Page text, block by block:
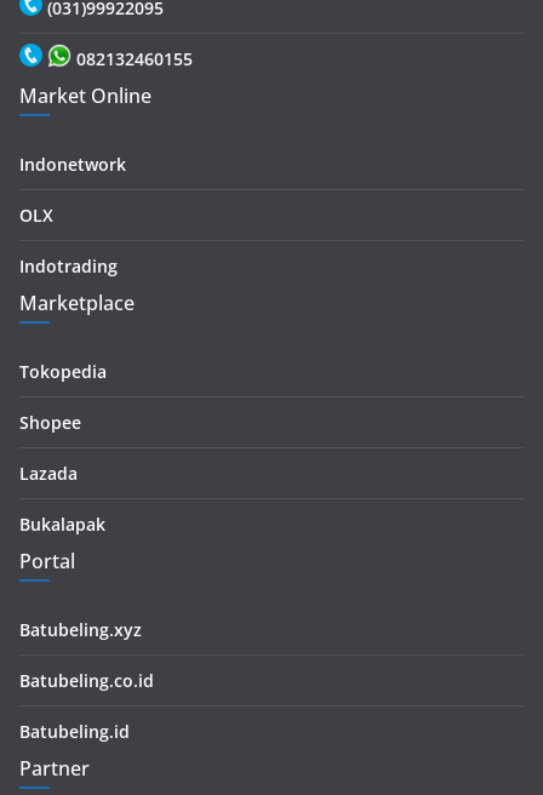
(031)99922095
082132460155
Market Online
Indonetwork
OLX
Indotrading
Marketplace
Tokopedia
Shopee
Lazada
Bukalapak
Portal
Batubeling.xyz
Batubeling.co.id
Batubeling.id
Partner